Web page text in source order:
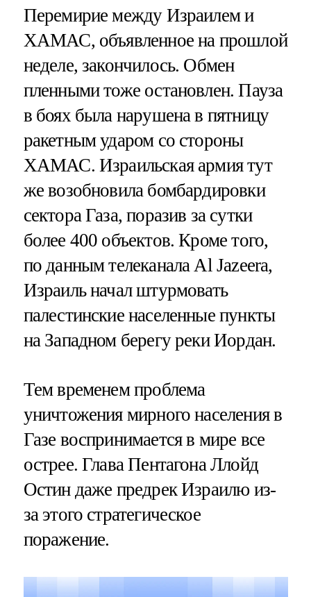
Перемирие между Израилем и
ХАМАС, объявленное на прошлой
неделе, закончилось. Обмен
пленными тоже остановлен. Пауза
в боях была нарушена в пятницу
ракетным ударом со стороны
ХАМАС. Израильская армия тут
же возобновила бомбардировки
сектора Газа, поразив за сутки
более 400 объектов. Кроме того,
по данным телеканала Al Jazeera,
Израиль начал штурмовать
палестинские населенные пункты
на Западном берегу реки Иордан.
Тем временем проблема
уничтожения мирного населения в
Газе воспринимается в мире все
острее. Глава Пентагона Ллойд
Остин даже предрек Израилю из-
за этого стратегическое
поражение.